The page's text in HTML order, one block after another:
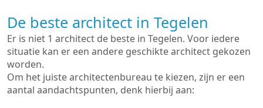
De beste architect in Tegelen
Er is niet 1 architect de beste in Tegelen. Voor iedere
situatie kan er een andere geschikte architect gekozen
worden.
Om het juiste architectenbureau te kiezen, zijn er een
aantal aandachtspunten, denk hierbij aan: